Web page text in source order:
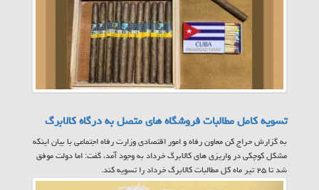
تسویه کامل مطالبات فروشگاه های متصل به درگاه کالابرگ
به گزارش حراج کن معاون رفاه و امور اقتصادی وزارت رفاه اجتماعی با بیان اینکه
مشکل کوچکی در واریزی های کالابرگ خرداد به وجود آمد، گفت: اما دولت موفق
شد تا ۲۵ تیر ماه کل مطالبات کالابرگ خرداد را تسویه کند.